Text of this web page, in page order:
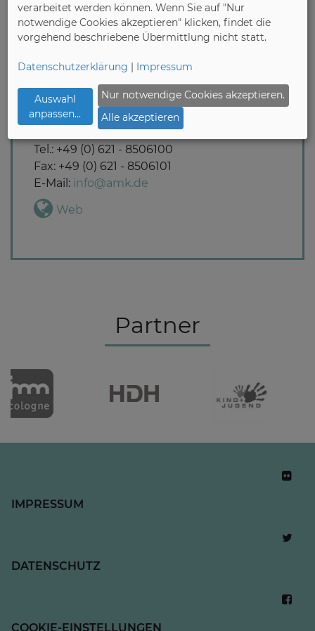
ermöglicht eine effektive Kooperation zur
Optimierung des Produktes Einbauküche.
Arbeitsgemeinschaft Die Moderne Küche
e.V. (AMK)
Harrlachweg 4
68163 Mannheim
Tel.: +49 (0) 621 - 8506100
Fax: +49 (0) 621 - 8506101
E-Mail: info@amk.de
Web
Partner
IMPRESSUM
DATENSCHUTZ
COOKIE-EINSTELLUNGEN
verarbeitet werden können. Wenn Sie auf "Nur
notwendige Cookies akzeptieren" klicken, findet die
vorgehend beschriebene Übermittlung nicht statt.
Datenschutzerklärung | Impressum
Auswahl
anpassen...
Nur notwendige Cookies akzeptieren.
Alle akzeptieren